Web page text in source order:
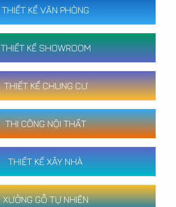
THIẾT KẾ VĂN PHÒNG
THIẾT KẾ SHOWROOM
THIẾT KẾ CHUNG CƯ
THI CÔNG NỘI THẤT
THIẾT KẾ XÂY NHÀ
XƯỞNG GỖ TỰ NHIÊN